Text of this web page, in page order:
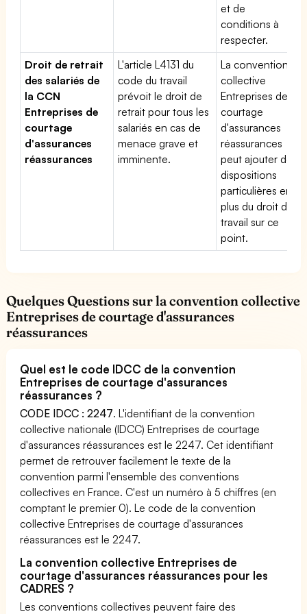
et de
conditions à
respecter.
Droit de retrait
des salariés de
la CCN
Entreprises de
courtage
d'assurances
réassurances
L'article L4131 du
code du travail
prévoit le droit de
retrait pour tous les
salariés en cas de
menace grave et
imminente.
La convention
collective
Entreprises de
courtage
d'assurances
réassurances
peut ajouter des
dispositions
particulières en
plus du droit du
travail sur ce
point.
Quelques Questions sur la convention collective
Entreprises de courtage d'assurances
réassurances
Quel est le code IDCC de la convention
Entreprises de courtage d'assurances
réassurances ?
CODE IDCC : 2247. L'identifiant de la convention
collective nationale (IDCC) Entreprises de courtage
d'assurances réassurances est le 2247. Cet identifiant
permet de retrouver facilement le texte de la
convention parmi l'ensemble des conventions
collectives en France. C'est un numéro à 5 chiffres (en
comptant le premier 0). Le code de la convention
collective Entreprises de courtage d'assurances
réassurances est le 2247.
La convention collective Entreprises de
courtage d'assurances réassurances pour les
CADRES ?
Les conventions collectives peuvent faire des